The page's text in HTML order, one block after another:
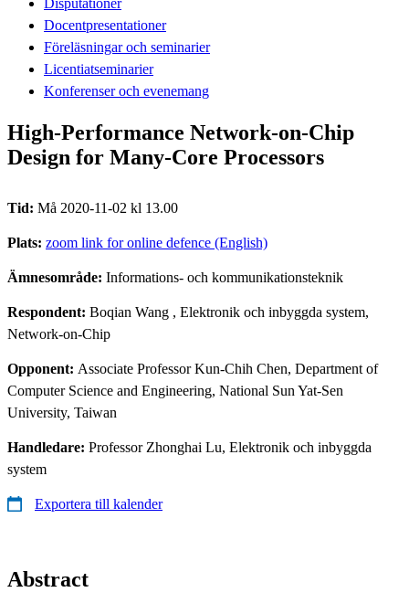
Docentpresentationer
Föreläsningar och seminarier
Licentiatseminarier
Konferenser och evenemang
High-Performance Network-on-Chip
Design for Many-Core Processors
Tid: Må 2020-11-02 kl 13.00
Plats: zoom link for online defence (English)
Ämnesområde: Informations- och kommunikationsteknik
Respondent: Boqian Wang , Elektronik och inbyggda system,
Network-on-Chip
Opponent: Associate Professor Kun-Chih Chen, Department of
Computer Science and Engineering, National Sun Yat-Sen
University, Taiwan
Handledare: Professor Zhonghai Lu, Elektronik och inbyggda
system
Exportera till kalender
Abstract